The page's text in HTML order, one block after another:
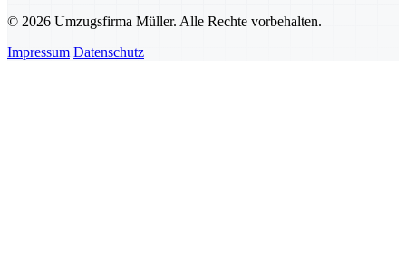
© 2026 Umzugsfirma Müller. Alle Rechte vorbehalten.
Impressum Datenschutz